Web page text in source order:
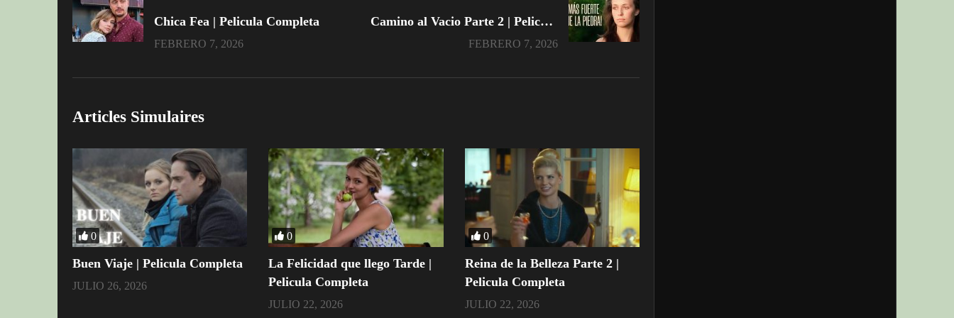
Chica Fea | Pelicula Completa
FEBRERO 7, 2026
Camino al Vacio Parte 2 | Pelicula Completa
FEBRERO 7, 2026
Articles Simulaires
0
Buen Viaje | Pelicula Completa
JULIO 26, 2026
0
La Felicidad que llego Tarde |
Pelicula Completa
JULIO 22, 2026
0
Reina de la Belleza Parte 2 |
Pelicula Completa
JULIO 22, 2026